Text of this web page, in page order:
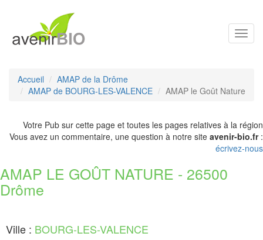
Accueil
AMAP de la Drôme
AMAP de BOURG-LES-VALENCE
AMAP le Goût Nature
Votre Pub sur cette page et toutes les pages relatives à la région
Vous avez un commentaire, une question à notre site avenir-bio.fr:
écrivez-nous
AMAP LE GOÛT NATURE - 26500
Drôme
Ville : BOURG-LES-VALENCE